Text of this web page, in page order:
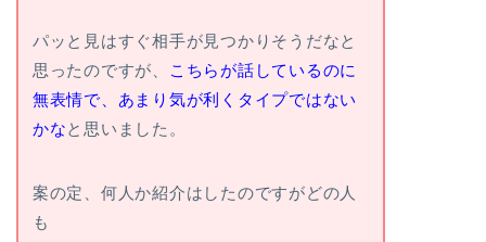
パッと見はすぐ相手が見つかりそうだなと
思ったのですが、
こちらが話しているのに
無表情で、あまり気が利くタイプではない
かなと思いました。
案の定、何人か紹介はしたのですがどの人
も